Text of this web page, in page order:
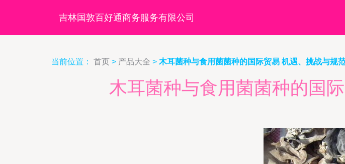
吉林国敦百好通商务服务有限公司
当前位置： 首页 > 产品大全 > 木耳菌种与食用菌菌种的国际贸易 机遇、挑战与规
木耳菌种与食用菌菌种的国